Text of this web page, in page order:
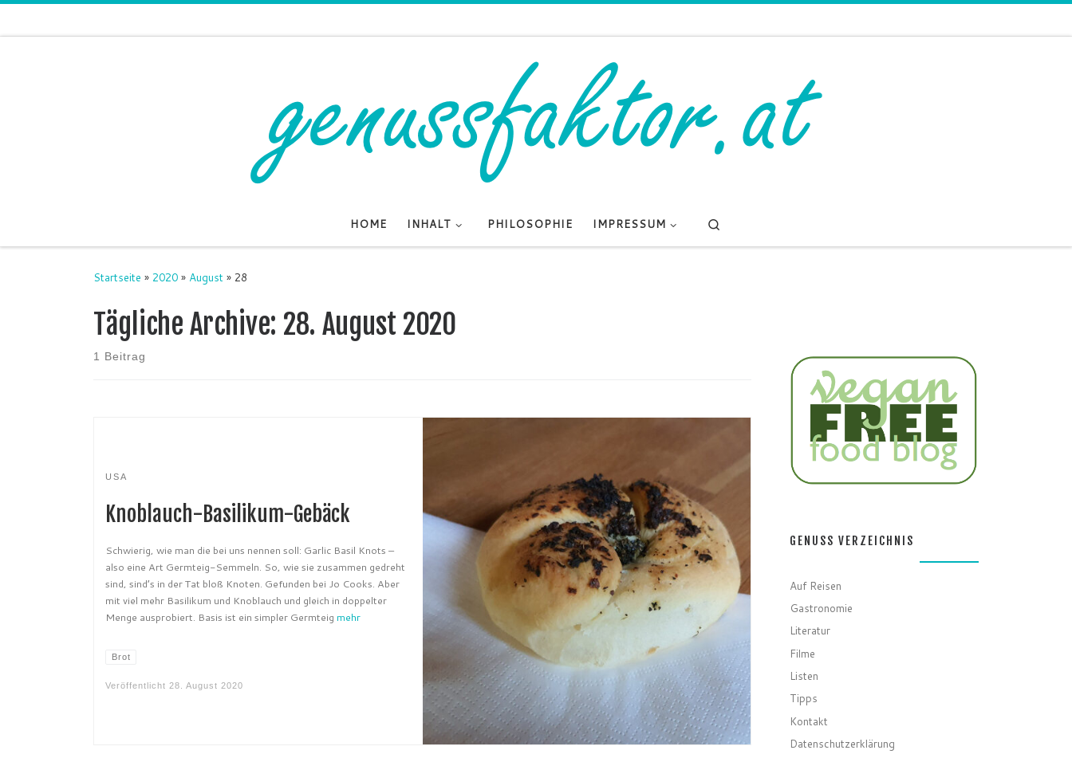
HOME INHALT PHILOSOPHIE IMPRESSUM
Startseite » 2020 » August » 28
Tägliche Archive: 28. August 2020
1 Beitrag
USA
Knoblauch-Basilikum-Gebäck
Schwierig, wie man die bei uns nennen soll: Garlic Basil Knots –
also eine Art Germteig-Semmeln. So, wie sie zusammen gedreht
sind, sind’s in der Tat bloß Knoten. Gefunden bei Jo Cooks. Aber
mit viel mehr Basilikum und Knoblauch und gleich in doppelter
Menge ausprobiert. Basis ist ein simpler Germteig mehr
Brot
Veröffentlicht 28. August 2020
GENUSS VERZEICHNIS
Auf Reisen
Gastronomie
Literatur
Filme
Listen
Tipps
Kontakt
Datenschutzerklärung